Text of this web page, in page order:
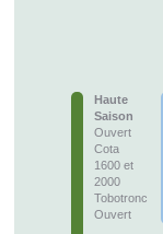
Haute
Saison
Ouvert
Cota
1600 et
2000
Tobotronc
Ouvert